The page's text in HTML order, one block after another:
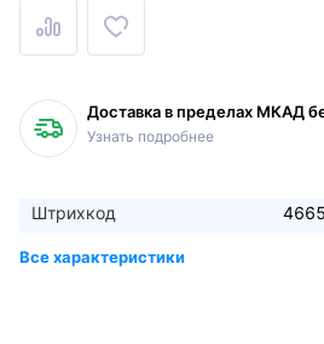
Доставка в пределах МКАД
Узнать подробнее
Штрихкод